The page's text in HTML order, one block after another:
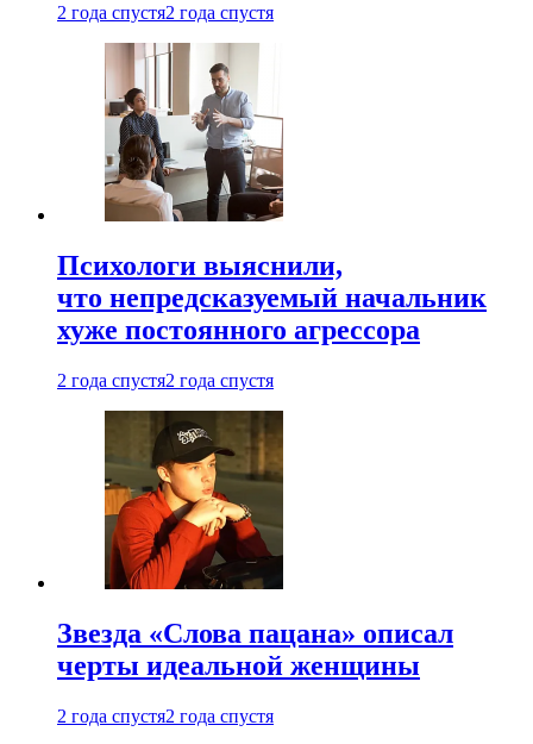
2 года спустя2 года спустя
Психологи выяснили,
что непредсказуемый начальник
хуже постоянного агрессора
2 года спустя2 года спустя
Звезда «Слова пацана» описал
черты идеальной женщины
2 года спустя2 года спустя